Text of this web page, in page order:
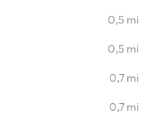
0,5 mi
0,5 mi
0,7 mi
0,7 mi